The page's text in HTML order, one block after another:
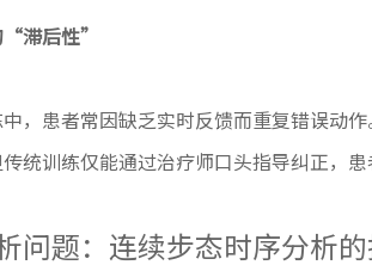
“滞后性”
，患者常因缺乏实时反馈而重复错误
统训练仅能通过治疗师口头指导纠正，
问题：连续步态时序分析